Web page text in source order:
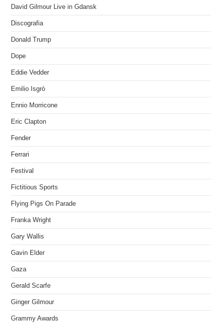
David Gilmour Live in Gdansk
Discografia
Donald Trump
Dope
Eddie Vedder
Emilio Isgrò
Ennio Morricone
Eric Clapton
Fender
Ferrari
Festival
Fictitious Sports
Flying Pigs On Parade
Franka Wright
Gary Wallis
Gavin Elder
Gaza
Gerald Scarfe
Ginger Gilmour
Grammy Awards